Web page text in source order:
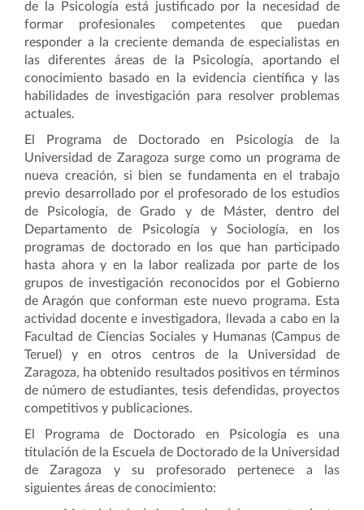
de la Psicología está justificado por la necesidad de
formar profesionales competentes que puedan
responder a la creciente demanda de especialistas en
las diferentes áreas de la Psicología, aportando el
conocimiento basado en la evidencia científica y las
habilidades de investigación para resolver problemas
actuales.
El Programa de Doctorado en Psicología de la
Universidad de Zaragoza surge como un programa de
nueva creación, si bien se fundamenta en el trabajo
previo desarrollado por el profesorado de los estudios
de Psicología, de Grado y de Máster, dentro del
Departamento de Psicología y Sociología, en los
programas de doctorado en los que han participado
hasta ahora y en la labor realizada por parte de los
grupos de investigación reconocidos por el Gobierno
de Aragón que conforman este nuevo programa. Esta
actividad docente e investigadora, llevada a cabo en la
Facultad de Ciencias Sociales y Humanas (Campus de
Teruel) y en otros centros de la Universidad de
Zaragoza, ha obtenido resultados positivos en términos
de número de estudiantes, tesis defendidas, proyectos
competitivos y publicaciones.
El Programa de Doctorado en Psicología es una
titulación de la Escuela de Doctorado de la Universidad
de Zaragoza y su profesorado pertenece a las
siguientes áreas de conocimiento: